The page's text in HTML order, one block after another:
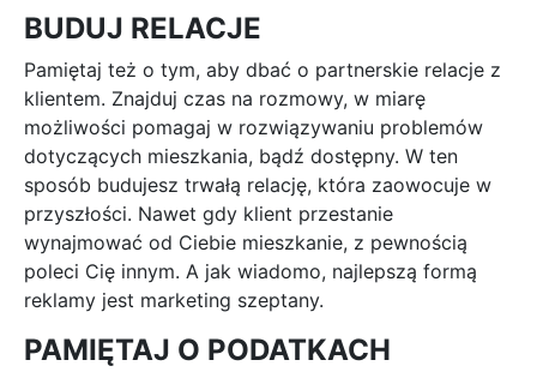
BUDUJ RELACJE
Pamiętaj też o tym, aby dbać o partnerskie relacje z
klientem. Znajduj czas na rozmowy, w miarę
możliwości pomagaj w rozwiązywaniu problemów
dotyczących mieszkania, bądź dostępny. W ten
sposób budujesz trwałą relację, która zaowocuje w
przyszłości. Nawet gdy klient przestanie
wynajmować od Ciebie mieszkanie, z pewnością
poleci Cię innym. A jak wiadomo, najlepszą formą
reklamy jest marketing szeptany.
PAMIĘTAJ O PODATKACH